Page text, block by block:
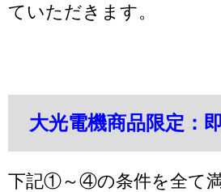
ていただきます。
大光電機商品限定：
下記①～④の条件を全て